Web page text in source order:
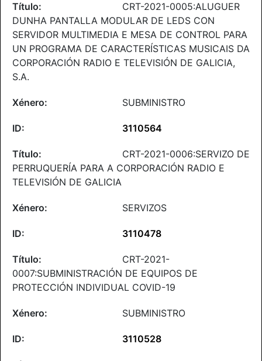
CRT-2021-0005:ALUGUER
DUNHA PANTALLA MODULAR DE LEDS CON
SERVIDOR MULTIMEDIA E MESA DE CONTROL PARA
UN PROGRAMA DE CARACTERÍSTICAS MUSICAIS DA
CORPORACIÓN RADIO E TELEVISIÓN DE GALICIA,
S.A.
SUBMINISTRO
3110564
CRT-2021-0006:SERVIZO DE
PERRUQUERÍA PARA A CORPORACIÓN RADIO E
TELEVISIÓN DE GALICIA
SERVIZOS
3110478
CRT-2021-
0007:SUBMINISTRACIÓN DE EQUIPOS DE
PROTECCIÓN INDIVIDUAL COVID-19
SUBMINISTRO
3110528